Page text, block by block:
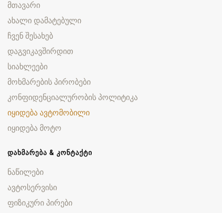
მთავარი
ახალი დამატებული
ჩვენ შესახებ
დაგვიკავშირდით
სიახლეები
მოხმარების პირობები
კონფიდენციალურობის პოლიტიკა
იყიდება ავტომობილი
იყიდება მოტო
ᲓᲐᲮᲛᲐᲠᲔᲑᲐ & ᲙᲝᲜᲢᲐᲥᲢᲘ
ნაწილები
ავტოსერვისი
ფიზიკური პირები